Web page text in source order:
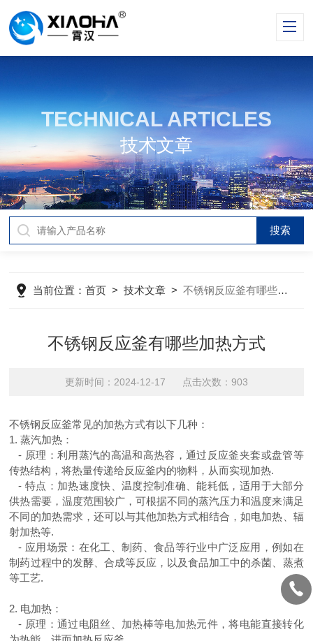
TECHNICAL ARTICLES
技术文章
当前位置：首页 >技术文章 >不锈钢反应釜有哪些加热方式
不锈钢反应釜有哪些加热方式
更新时间：2024-12-17 点击次数：903
不锈钢反应釜常见的加热方式有以下几种：
1.蒸汽加热：
- 原理：利用蒸汽的高温和高热容，通过反应釜夹套或盘管等
传热结构，将热量传递给反应釜内的物料，从而实现加热.
- 特点：加热速度快、温度控制准确、能耗低，适用于大部分
供热需要，温度范围较广，可根据不同的蒸汽压力和温度来满足
不同的加热需求，还可以与其他加热方式相结合，如电加热、辐
射加热等.
- 应用场景：在化工、制药、食品等行业中广泛应用，例如在
制药过程中的发酵、合成等反应，以及食品加工中的杀菌、蒸煮
等工艺.
2. 电加热：
- 原理：通过电阻丝、加热棒等电加热元件，将电能直接转化